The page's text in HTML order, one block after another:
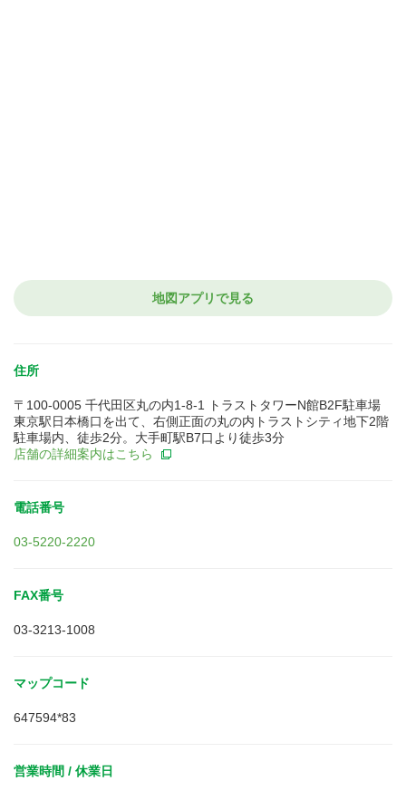
地図アプリで見る
住所
〒100-0005 千代田区丸の内1-8-1 トラストタワーN館B2F駐車場
東京駅日本橋口を出て、右側正面の丸の内トラストシティ地下2階
駐車場内、徒歩2分。大手町駅B7口より徒歩3分
店舗の詳細案内はこちら
電話番号
03-5220-2220
FAX番号
03-3213-1008
マップコード
647594*83
営業時間 / 休業日